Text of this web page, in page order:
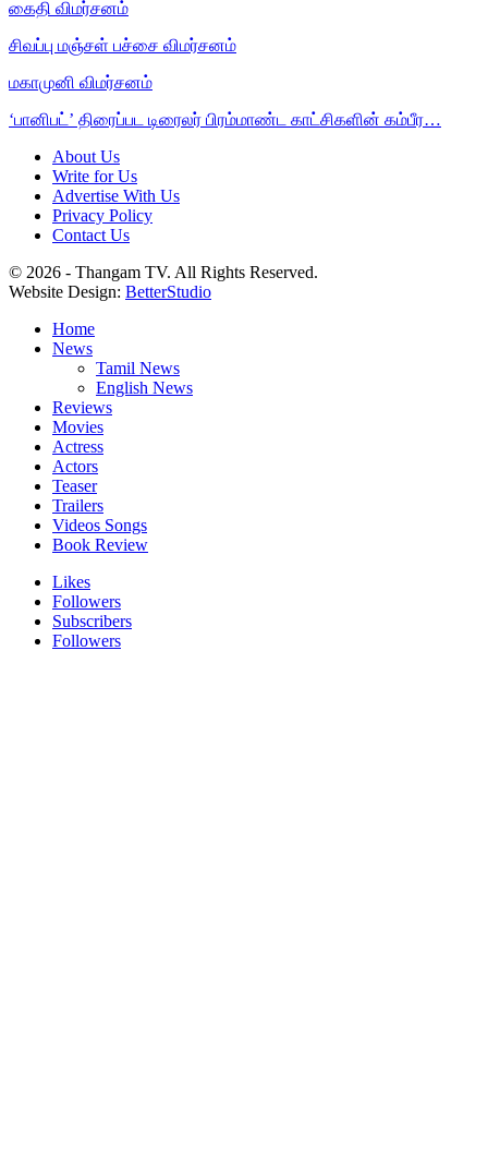
கைதி விமர்சனம்
சிவப்பு மஞ்சள் பச்சை விமர்சனம்
மகாமுனி விமர்சனம்
‘பானிபட்’ திரைப்பட டிரைலர் பிரம்மாண்ட காட்சிகளின் கம்பீர…
About Us
Write for Us
Advertise With Us
Privacy Policy
Contact Us
© 2026 - Thangam TV. All Rights Reserved.
Website Design: BetterStudio
Home
News
Tamil News
English News
Reviews
Movies
Actress
Actors
Teaser
Trailers
Videos Songs
Book Review
Likes
Followers
Subscribers
Followers